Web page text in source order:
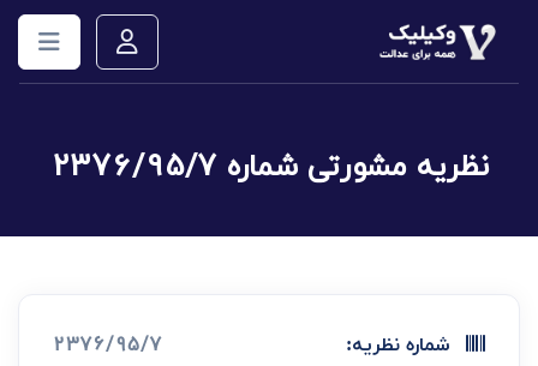
نظریه مشورتی شماره 2376/95/7
شماره نظریه: 2376/95/7